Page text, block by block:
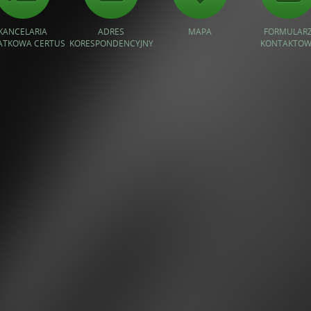
CERTUS
ADRES
KORESPONDENCYJNY
MAPA